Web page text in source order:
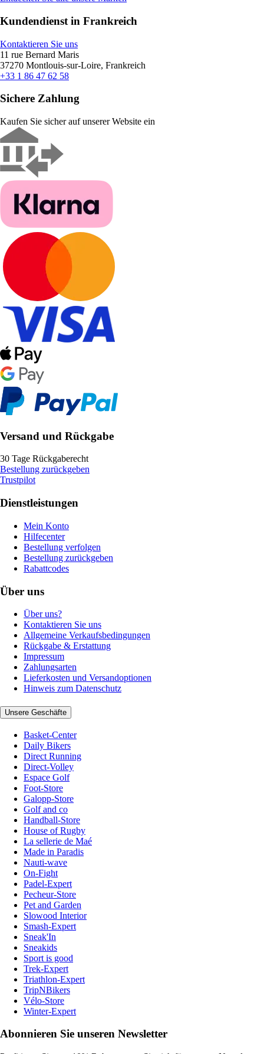
Kundendienst in Frankreich
Kontaktieren Sie uns
11 rue Bernard Maris
37270 Montlouis-sur-Loire, Frankreich
+33 1 86 47 62 58
Sichere Zahlung
Kaufen Sie sicher auf unserer Website ein
Versand und Rückgabe
30 Tage Rückgaberecht
Bestellung zurückgeben
Trustpilot
Dienstleistungen
Mein Konto
Hilfecenter
Bestellung verfolgen
Bestellung zurückgeben
Rabattcodes
Über uns
Über uns?
Kontaktieren Sie uns
Allgemeine Verkaufsbedingungen
Rückgabe & Erstattung
Impressum
Zahlungsarten
Lieferkosten und Versandoptionen
Hinweis zum Datenschutz
Unsere Geschäfte
Basket-Center
Daily Bikers
Direct Running
Direct-Volley
Espace Golf
Foot-Store
Galopp-Store
Golf and co
Handball-Store
House of Rugby
La sellerie de Maé
Made in Paradis
Nauti-wave
On-Fight
Padel-Expert
Pecheur-Store
Pet and Garden
Slowood Interior
Smash-Expert
Sneak'In
Sneakids
Sport is good
Trek-Expert
Triathlon-Expert
TripNBikers
Vélo-Store
Winter-Expert
Abonnieren Sie unseren Newsletter